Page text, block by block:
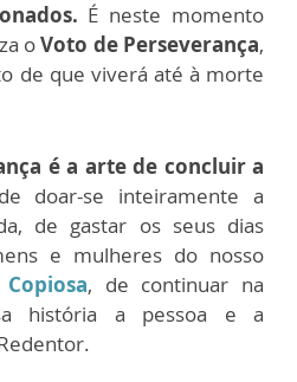
É neste momento
oVoto de Perseverança,
de que viverá até à morte
é a arte de concluir a
doar-se inteiramente a
de gastar os seus dias
e mulheres do nosso
, de continuar na
história a pessoa e a